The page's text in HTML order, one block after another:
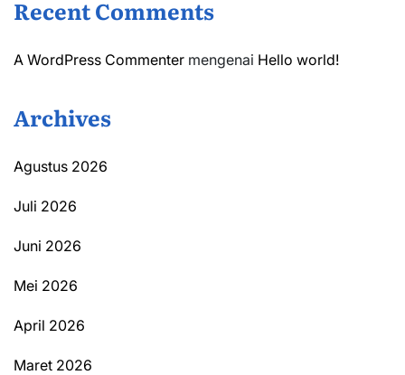
Recent Comments
A WordPress Commenter mengenai Hello world!
Archives
Agustus 2026
Juli 2026
Juni 2026
Mei 2026
April 2026
Maret 2026